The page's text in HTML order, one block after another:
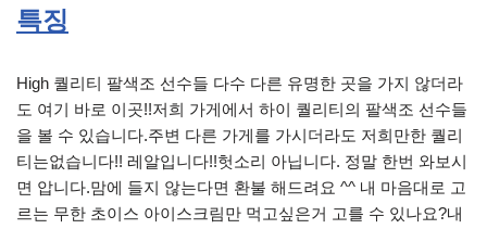
특징
High 퀄리티 팔색조 선수들 다수 다른 유명한 곳을 가지 않더라
도 여기 바로 이곳!!저희 가게에서 하이 퀄리티의 팔색조 선수들
을 볼 수 있습니다.주변 다른 가게를 가시더라도 저희만한 퀄리
티는없습니다!! 레알입니다!!헛소리 아닙니다. 정말 한번 와보시
면 압니다.맘에 들지 않는다면 환불 해드려요 ^^ 내 마음대로 고
르는 무한 초이스 아이스크림만 먹고싶은거 고를 수 있나요?내